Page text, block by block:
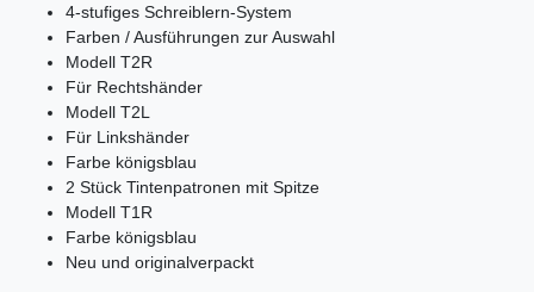
4-stufiges Schreiblern-System
Farben / Ausführungen zur Auswahl
Modell T2R
Für Rechtshänder
Modell T2L
Für Linkshänder
Farbe königsblau
2 Stück Tintenpatronen mit Spitze
Modell T1R
Farbe königsblau
Neu und originalverpackt